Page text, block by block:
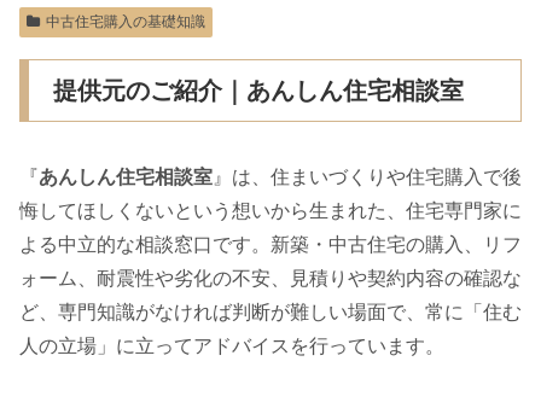
中古住宅購入の基礎知識
提供元のご紹介｜あんしん住宅相談室
『あんしん住宅相談室 』は、住まいづくりや住宅購入で後
悔してほしくないという想いから生まれた、住宅専門家に
よる中立的な相談窓口です。新築・中古住宅の購入、リフ
ォーム、耐震性や劣化の不安、見積りや契約内容の確認な
ど、専門知識がなければ判断が難しい場面で、常に「住む
人の立場」に立ってアドバイスを行っています。